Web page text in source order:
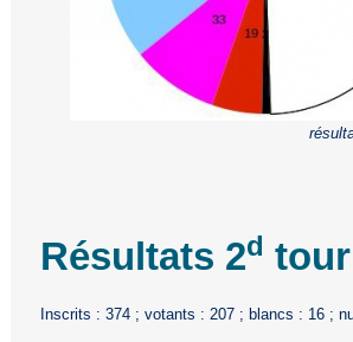
Résultats 2d
Inscrits : 374 ; votants : 207 ; blancs : 16 ;